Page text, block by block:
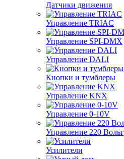
Датчики движения
Управление TRIAC
Управление SPI-DMX
Управление DALI
Кнопки и тумблеры
Управление KNX
Управление 0-10V
Управление 220 Вольт
Усилители